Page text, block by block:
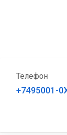
Телефон
+7495001-